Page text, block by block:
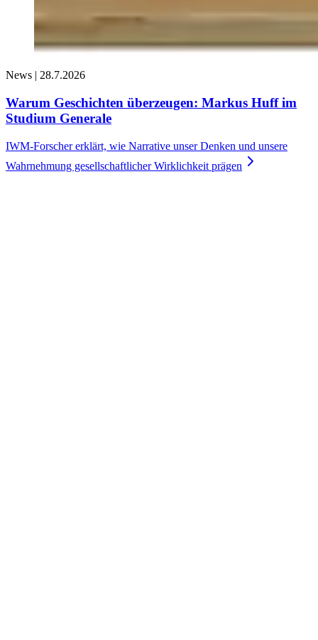
News | 28.7.2026
Warum Geschichten überzeugen: Markus Huff im
Studium Generale
IWM-Forscher erklärt, wie Narrative unser Denken und unsere
Wahrnehmung gesellschaftlicher Wirklichkeit prägen